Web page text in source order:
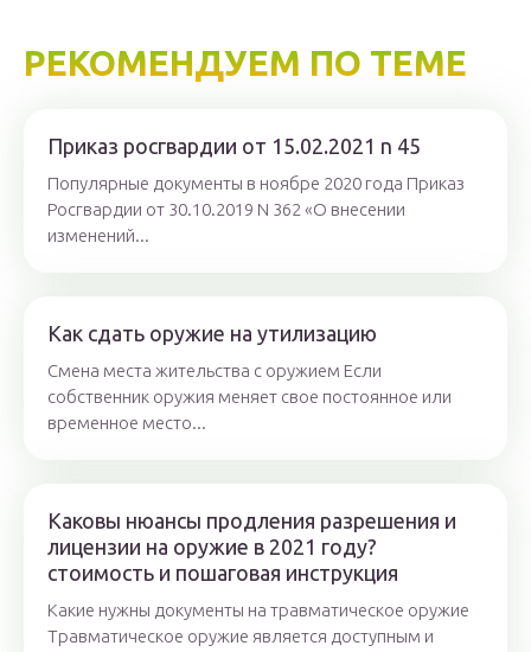
РЕКОМЕНДУЕМ ПО ТЕМЕ
Приказ росгвардии от 15.02.2021 n 45
Популярные документы в ноябре 2020 года Приказ
Росгвардии от 30.10.2019 N 362 «О внесении
изменений...
Как сдать оружие на утилизацию
Смена места жительства с оружием Если
собственник оружия меняет свое постоянное или
временное место...
Каковы нюансы продления разрешения и
лицензии на оружие в 2021 году?
стоимость и пошаговая инструкция
Какие нужны документы на травматическое оружие
Травматическое оружие является доступным и